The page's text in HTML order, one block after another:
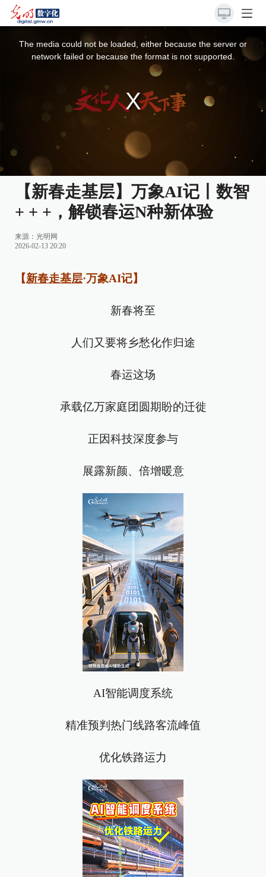
The media could not be loaded, either because the server or
network failed or because the format is not supported.
【新春走基层】万象AI记丨数智
+ + +，解锁春运N种新体验
来源： 光明网
2026-02-13 20:20
【新春走基层·万象AI记】
新春将至
人们又要将乡愁化作归途
春运这场
承载亿万家庭团圆期盼的迁徙
正因科技深度参与
展露新颜、倍增暖意
AI智能调度系统
精准预判热门线路客流峰值
优化铁路运力